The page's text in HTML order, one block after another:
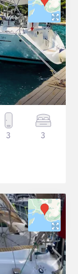
3 3